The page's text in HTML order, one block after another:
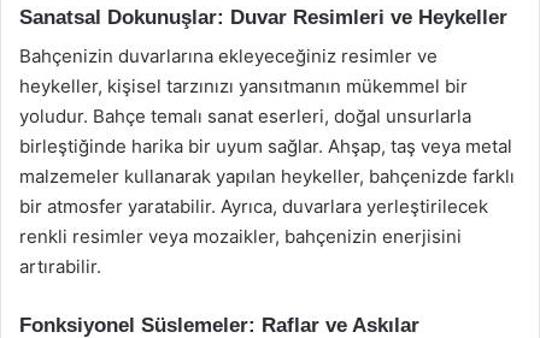
Sanatsal Dokunuşlar: Duvar Resimleri ve Heykeller
Bahçenizin duvarlarına ekleyeceğiniz resimler ve
heykeller, kişisel tarzınızı yansıtmanın mükemmel bir
yoludur. Bahçe temalı sanat eserleri, doğal unsurlarla
birleştiğinde harika bir uyum sağlar. Ahşap, taş veya metal
malzemeler kullanarak yapılan heykeller, bahçenizde farklı
bir atmosfer yaratabilir. Ayrıca, duvarlara yerleştirilecek
renkli resimler veya mozaikler, bahçenizin enerjisini
artırabilir.
Fonksiyonel Süslemeler: Raflar ve Askılar